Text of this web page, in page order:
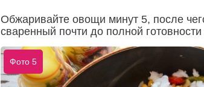
Обжаривайте овощи минут 5, после
сваренный почти до полной готовности
Фото 5